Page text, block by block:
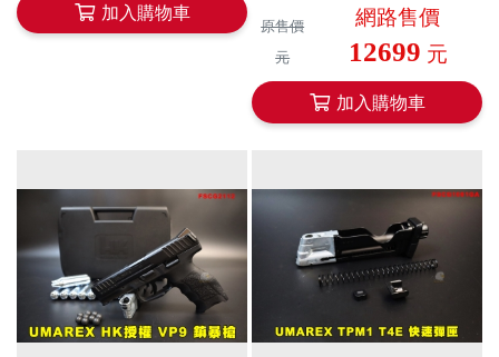
加入購物車
原售價
元
網路售價
12699 元
加入購物車